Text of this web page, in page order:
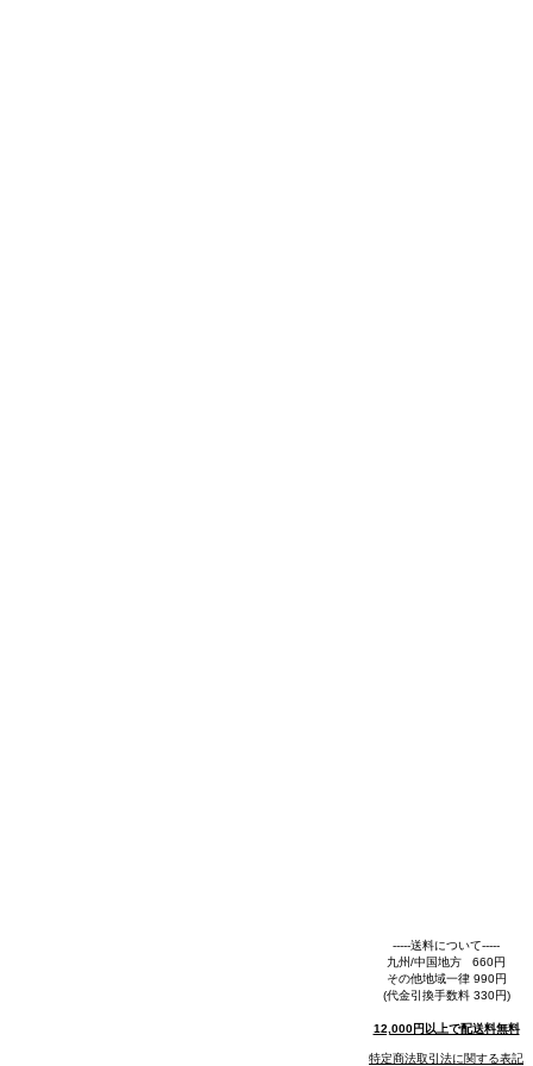
-----送料について-----
九州/中国地方 660円
その他地域一律 990円
(代金引換手数料 330円)
12,000円以上で配送料無料
特定商法取引法に関する表記